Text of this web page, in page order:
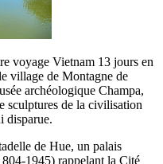
voyage Vietnam 13 jours en
village de Montagne de
archéologique Champa,
sculptures de la civilisation
disparue.
de Hue, un palais
1945) rappelant la Cité